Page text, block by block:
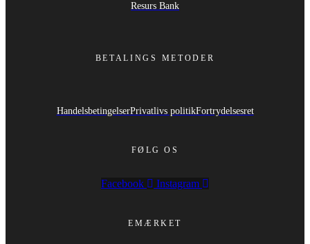
Resurs Bank
BETALINGS METODER
HandelsbetingelserPrivatlivs politikFortrydelsesret
FØLG OS
Facebook Instagram
EMÆRKET